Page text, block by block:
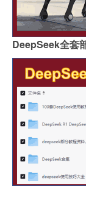
DeepSeek全套